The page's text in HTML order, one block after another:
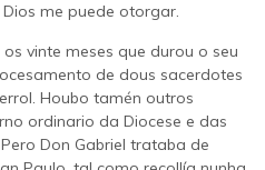
me puede otorgar.
vinte meses que durou o seu
de dous sacerdotes
Houbo tamén outros
ordinario da Diocese e das
Don Gabriel trataba de